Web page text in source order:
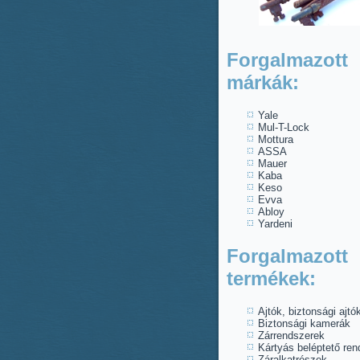
Forgalmazott
márkák:
Yale
Mul-T-Lock
Mottura
ASSA
Mauer
Kaba
Keso
Evva
Abloy
Yardeni
Forgalmazott
termékek:
Ajtók, biztonsági
Biztonsági kamerák
Zárrendszerek
Kártyás beléptető